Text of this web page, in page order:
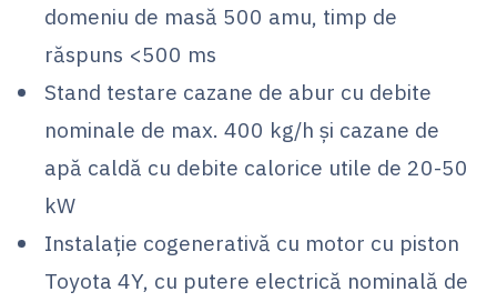
domeniu de masă 500 amu, timp de
răspuns <500 ms
Stand testare cazane de abur cu debite
nominale de max. 400 kg/h și cazane de
apă caldă cu debite calorice utile de 20-50
kW
Instalație cogenerativă cu motor cu piston
Toyota 4Y, cu putere electrică nominală de